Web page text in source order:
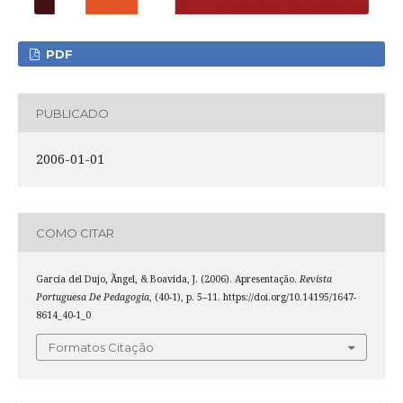
PDF
PUBLICADO
2006-01-01
COMO CITAR
García del Dujo, Ãngel, & Boavida, J. (2006). Apresentação. Revista
Portuguesa De Pedagogia, (40-1), p. 5–11. https://doi.org/10.14195/1647-
8614_40-1_0
Formatos Citação